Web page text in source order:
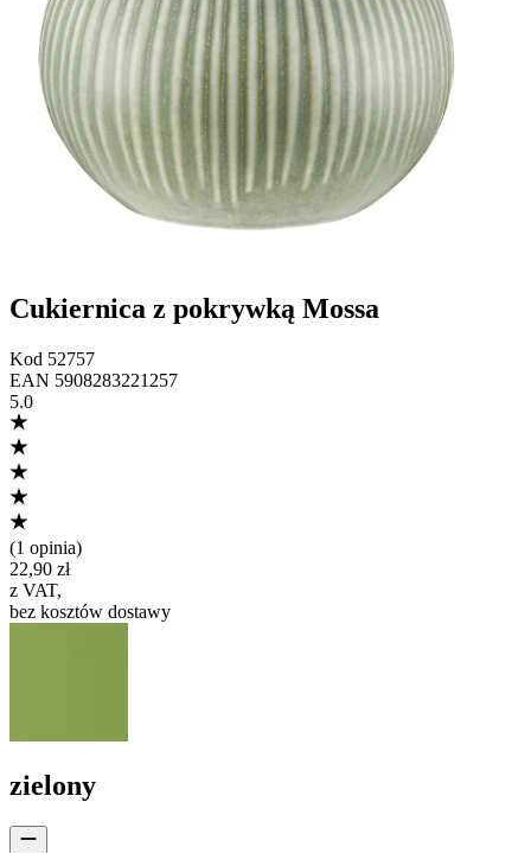
Cukiernica z pokrywką Mossa
Kod 52757
EAN 5908283221257
5.0
(1 opinia)
22,90 zł
z VAT,
bez kosztów dostawy
zielony